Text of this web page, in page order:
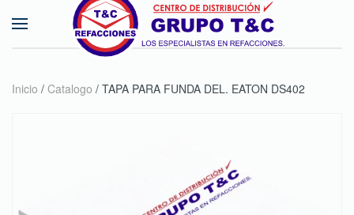
Skip to main content
Inicio / Catalogo / TAPA PARA FUNDA DEL. EATON DS402